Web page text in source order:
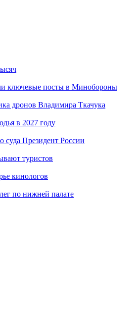
ключевые посты в Минобороны
дронов Владимира Ткачука
в 2027 году
суда Президент России
туристов
кинологов
по нижней палате